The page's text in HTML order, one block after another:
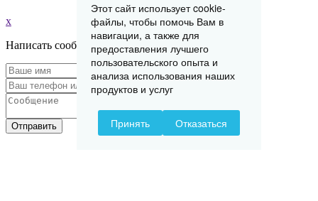
x
Написать сообщение
Отправить
Этот сайт использует cookie-
файлы, чтобы помочь Вам в
навигации, а также для
предоставления лучшего
пользовательского опыта и
анализа использования наших
продуктов и услуг
Принять Отказаться